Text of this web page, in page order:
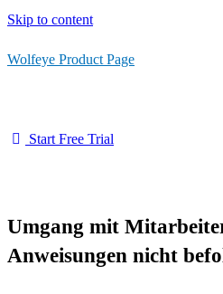
Skip to content
Wolfeye Product Page
Start Free Trial
Umgang mit
Anweisungen nicht